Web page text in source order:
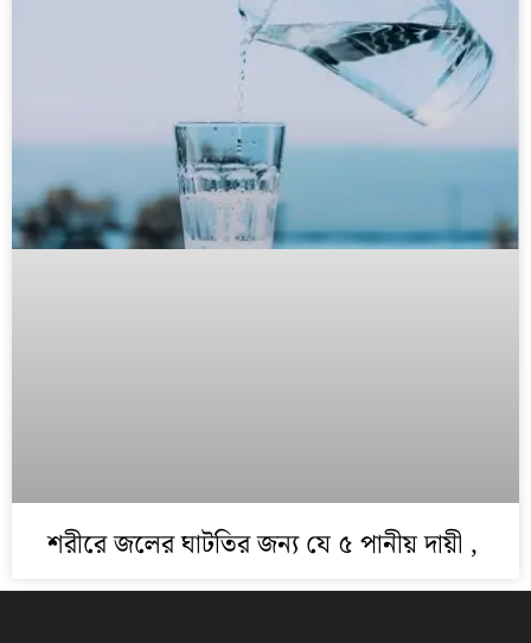
শরীরে জলের ঘাটতির জন্য যে ৫ পানীয় দায়ী ,